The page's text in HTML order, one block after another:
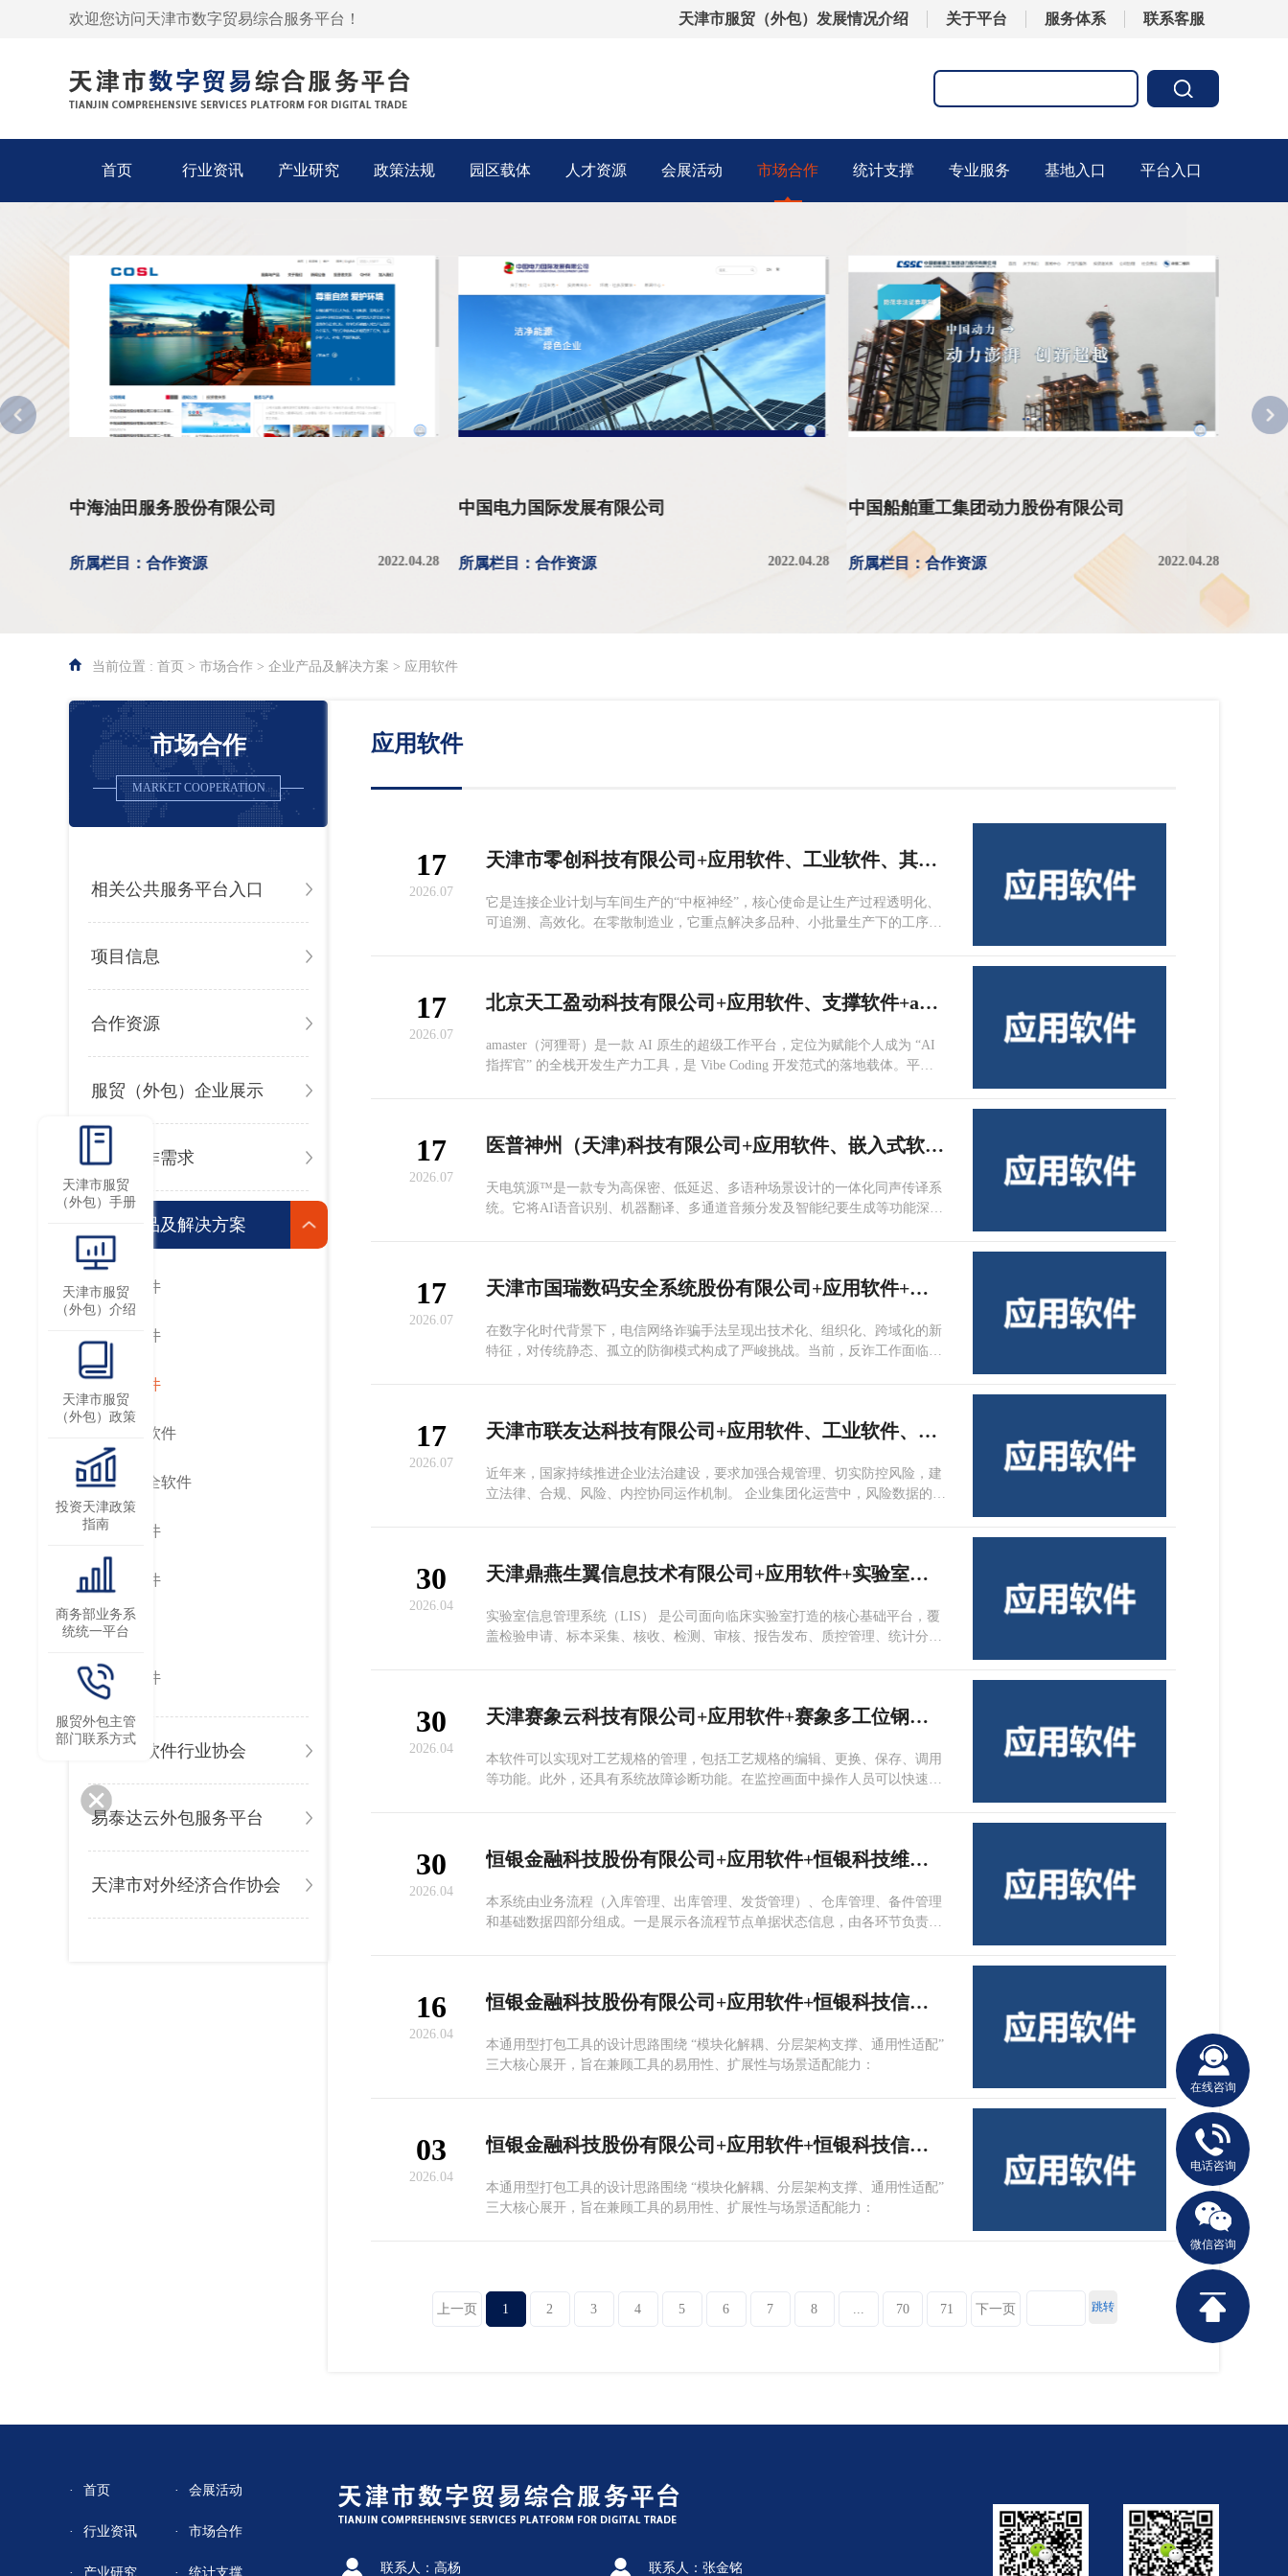
欢迎您访问天津市数字贸易综合服务平台！ 天津市服贸（外包）发展情况介绍 关于平台 服务体系 联系客服
首页 行业资讯 产业研究 政策法规 园区载体 人才资源 会展活动 市场合作 统计支撑 专业服务 基地入口 平台入口
中海油田服务股份有限公司
所属栏目：合作资源 2022.04.28
中国电力国际发展有限公司
所属栏目：合作资源 2022.04.28
中国船舶重工集团动力股份有限公司
所属栏目：合作资源 2022.04.28
当前位置 : 首页 > 市场合作 > 企业产品及解决方案 > 应用软件
市场合作
MARKET COOPERATION
相关公共服务平台入口
项目信息
合作资源
服贸（外包）企业展示
对外合作需求
企业产品及解决方案
系统软件
支撑软件
应用软件
嵌入式软件
信息安全软件
工业软件
其他软件
元宇宙
基础软件
天津市软件行业协会
易泰达云外包服务平台
天津市对外经济合作协会
应用软件
17
2026.07
天津市零创科技有限公司+应用软件、工业软件、其他软件+工厂零散制造业与化工业MES
它是连接企业计划与车间生产的“中枢神经”，核心使命是让生产过程透明化、
可追溯、高效化。在零散制造业，它重点解决多品种、小批量生产下的工序排
17
2026.07
北京天工盈动科技有限公司+应用软件、支撑软件+amaster（河狸哥）Vibe to App 全栈开发平台
amaster（河狸哥）是一款 AI 原生的超级工作平台，定位为赋能个人成为 “AI
指挥官” 的全栈开发生产力工具，是 Vibe Coding 开发范式的落地载体。平台
17
2026.07
医普神州（天津)科技有限公司+应用软件、嵌入式软件+天电筑源同声传译系统
天电筑源™是一款专为高保密、低延迟、多语种场景设计的一体化同声传译系
统。它将AI语音识别、机器翻译、多通道音频分发及智能纪要生成等功能深度
配备高清/4K触控屏，操作直观，适用于国际会议、多语言论坛、高端商务洽
17
2026.07
天津市国瑞数码安全系统股份有限公司+应用软件+国瑞数码智能体反诈平台V1.0
在数字化时代背景下，电信网络诈骗手法呈现出技术化、组织化、跨域化的新
特征，对传统静态、孤立的防御模式构成了严峻挑战。当前，反诈工作面临三
的流程漫长，无法对快速变化的诈骗攻击做出即时反应。
17
2026.07
天津市联友达科技有限公司+应用软件、工业软件、其他软件+企业全面风控管理平台
近年来，国家持续推进企业法治建设，要求加强合规管理、切实防控风险，建
立法律、合规、风险、内控协同运作机制。 企业集团化运营中，风险数据的统
险可控性。
30
2026.04
天津鼎燕生翼信息技术有限公司+应用软件+实验室信息管理系统
实验室信息管理系统（LIS） 是公司面向临床实验室打造的核心基础平台，覆
盖检验申请、标本采集、核收、检测、审核、报告发布、质控管理、统计分析
Westgard 多规则质控判断，自动记录质控数据并生成分析报告，有效保障检测
30
2026.04
天津赛象云科技有限公司+应用软件+赛象多工位钢丝圈缠绕生产线系统软件
本软件可以实现对工艺规格的管理，包括工艺规格的编辑、更换、保存、调用
等功能。此外，还具有系统故障诊断功能。在监控画面中操作人员可以快速找
30
2026.04
恒银金融科技股份有限公司+应用软件+恒银科技维保智汇系统
本系统由业务流程（入库管理、出库管理、发货管理）、仓库管理、备件管理
和基础数据四部分组成。一是展示各流程节点单据状态信息，由各环节负责人
理。三是展示在途数据，可查看系统的在途单据概况。四是展示系统中基础数
16
2026.04
恒银金融科技股份有限公司+应用软件+恒银科技信创金融自助驱动软件安装包智能打包平台V1.0
本通用型打包工具的设计思路围绕 “模块化解耦、分层架构支撑、通用性适配”
三大核心展开，旨在兼顾工具的易用性、扩展性与场景适配能力：
03
2026.04
恒银金融科技股份有限公司+应用软件+恒银科技信创金融自助驱动软件安装包智能打包平台V1.0
本通用型打包工具的设计思路围绕 “模块化解耦、分层架构支撑、通用性适配”
三大核心展开，旨在兼顾工具的易用性、扩展性与场景适配能力：
上一页 1 2 3 4 5 6 7 8 ... 70 71 下一页 跳转
首页
行业资讯
产业研究
会展活动
市场合作
统计支撑 联系人：高杨 联系人：张金铭
在线咨询
电话咨询
微信咨询
天津市服贸
（外包）手册
天津市服贸
（外包）介绍
天津市服贸
（外包）政策
投资天津政策
指南
商务部业务系
统统一平台
服贸外包主管
部门联系方式